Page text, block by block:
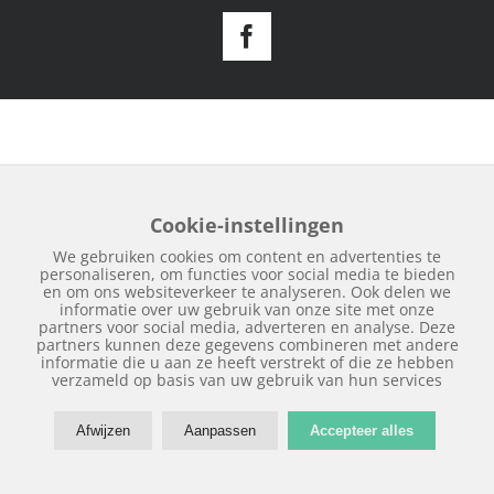
Facebook
Cookie-instellingen
We gebruiken cookies om content en advertenties te
personaliseren, om functies voor social media te bieden
en om ons websiteverkeer te analyseren. Ook delen we
informatie over uw gebruik van onze site met onze
partners voor social media, adverteren en analyse. Deze
partners kunnen deze gegevens combineren met andere
informatie die u aan ze heeft verstrekt of die ze hebben
verzameld op basis van uw gebruik van hun services
Afwijzen Aanpassen Accepteer alles